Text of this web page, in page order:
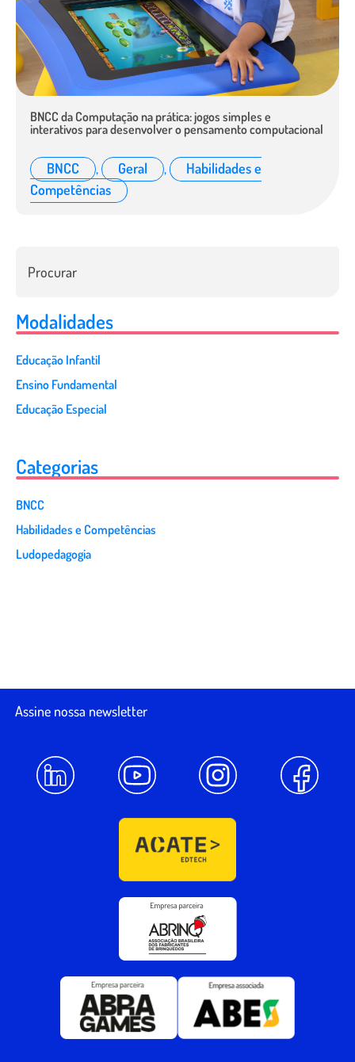
BNCC da Computação na prática: jogos simples e
interativos para desenvolver o pensamento computacional
BNCC , Geral ,
Habilidades e
Competências
Modalidades
Educação Infantil
Ensino Fundamental
Educação Especial
Categorias
BNCC
Habilidades e Competências
Ludopedagogia
Assine nossa newsletter